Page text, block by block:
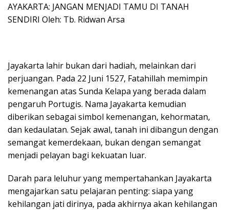
AYAKARTA: JANGAN MENJADI TAMU DI TANAH
SENDIRI Oleh: Tb. Ridwan Arsa
Jayakarta lahir bukan dari hadiah, melainkan dari
perjuangan. Pada 22 Juni 1527, Fatahillah memimpin
kemenangan atas Sunda Kelapa yang berada dalam
pengaruh Portugis. Nama Jayakarta kemudian
diberikan sebagai simbol kemenangan, kehormatan,
dan kedaulatan. Sejak awal, tanah ini dibangun dengan
semangat kemerdekaan, bukan dengan semangat
menjadi pelayan bagi kekuatan luar.
Darah para leluhur yang mempertahankan Jayakarta
mengajarkan satu pelajaran penting: siapa yang
kehilangan jati dirinya, pada akhirnya akan kehilangan